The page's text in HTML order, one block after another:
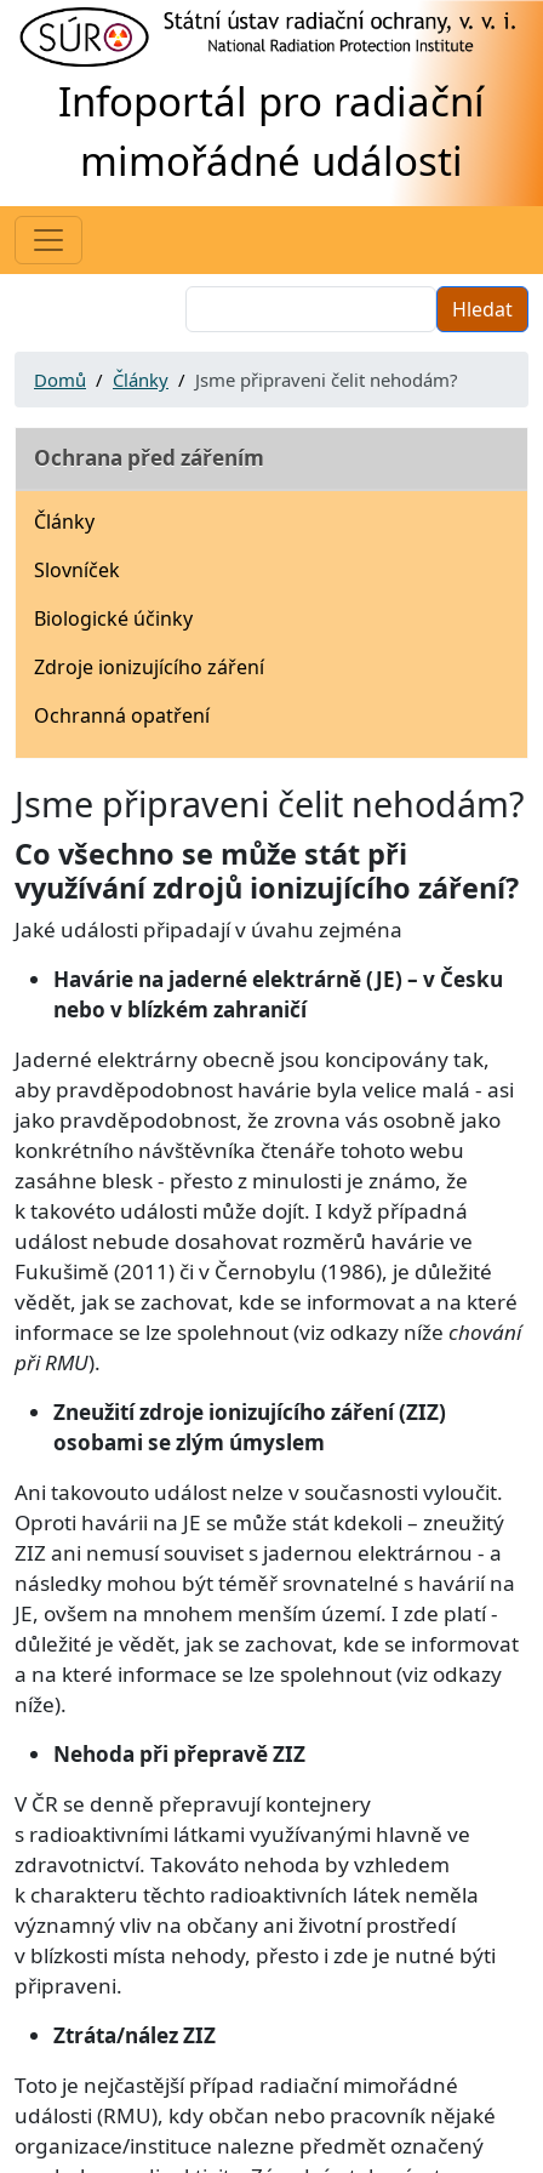
Přejít k hlavnímu obsahu
Infoportál pro radiační
Hledat Hledat
Domů Články Jsme připraveni čelit nehodám?
Jsme připraveni čelit nehodám?
Co všechno se může stát při
využívání zdrojů ionizujícího záření?
Jaké události připadají v úvahu zejména
Havárie na jaderné elektrárně (JE) – v Česku
nebo v blízkém zahraničí
Jaderné elektrárny obecně jsou koncipovány tak,
aby pravděpodobnost havárie byla velice malá - asi
jako pravděpodobnost, že zrovna vás osobně jako
konkrétního návštěvníka čtenáře tohoto webu
zasáhne blesk - přesto z minulosti je známo, že
k takovéto události může dojít. I když případná
událost nebude dosahovat rozměrů havárie ve
Fukušimě (2011) či v Černobylu (1986), je důležité
vědět, jak se zachovat, kde se informovat a na které
informace se lze spolehnout (viz odkazy níže chování
při RMU).
Zneužití zdroje ionizujícího záření (ZIZ)
osobami se zlým úmyslem
Ani takovouto událost nelze v současnosti vyloučit.
Oproti havárii na JE se může stát kdekoli – zneužitý
ZIZ ani nemusí souviset s jadernou elektrárnou - a
následky mohou být téměř srovnatelné s havárií na
JE, ovšem na mnohem menším území. I zde platí -
důležité je vědět, jak se zachovat, kde se informovat
a na které informace se lze spolehnout (viz odkazy
níže).
Nehoda při přepravě ZIZ
V ČR se denně přepravují kontejnery
s radioaktivními látkami využívanými hlavně ve
zdravotnictví. Takováto nehoda by vzhledem
k charakteru těchto radioaktivních látek neměla
významný vliv na občany ani životní prostředí
v blízkosti místa nehody, přesto i zde je nutné býti
připraveni.
Ztráta/nález ZIZ
Toto je nejčastější případ radiační mimořádné
události (RMU), kdy občan nebo pracovník nějaké
organizace/instituce nalezne předmět označený
Ochrana před zářením
Články
Slovníček
Biologické účinky
Zdroje ionizujícího záření
Ochranná opatření